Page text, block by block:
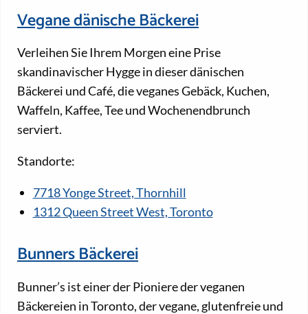
Vegane dänische Bäckerei
Verleihen Sie Ihrem Morgen eine Prise
skandinavischer Hygge in dieser dänischen
Bäckerei und Café, die veganes Gebäck, Kuchen,
Waffeln, Kaffee, Tee und Wochenendbrunch
serviert.
Standorte:
7718 Yonge Street, Thornhill
1312 Queen Street West, Toronto
Bunners Bäckerei
Bunner’s ist einer der Pioniere der veganen
Bäckereien in Toronto, der vegane, glutenfreie und